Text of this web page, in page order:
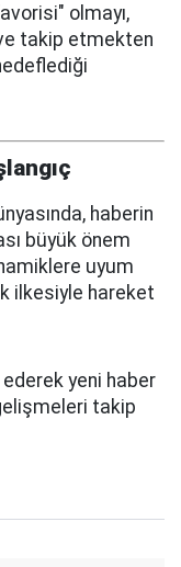
olmayı,
takip etmekten
haberin
büyük önem
uyum
ilkesiyle hareket
yeni haber
takip